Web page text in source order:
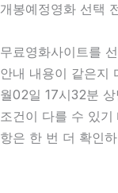
개봉예정영화 선택
무료영화사이트를
안내 내용이 같은지
월02일 17시32분
조건이 다를 수 있
항은 한 번 더 확인